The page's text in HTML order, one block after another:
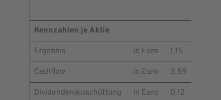
Kennzahlen je Aktie
Ergebnis in Euro 1,15
Cashflow in Euro 3,59
Dividendenausschüttung in Euro 0,12